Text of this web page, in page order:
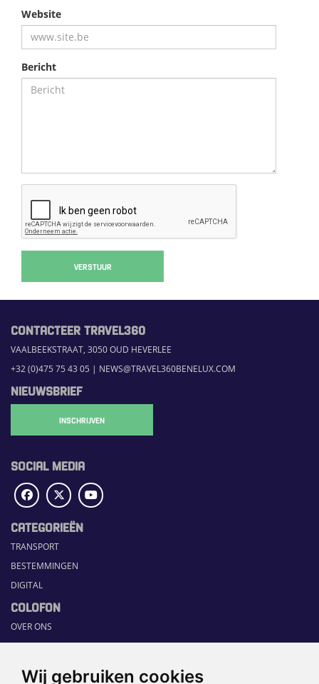
Wij gebruiken cookies
Website
Bericht
VERSTUUR
CONTACTEER TRAVEL360
VAALBEEKSTRAAT, 3050 OUD HEVERLEE
+32 (0)475 75 43 05 | NEWS@TRAVEL360BENELUX.COM
NIEUWSBRIEF
INSCHRIJVEN
SOCIAL MEDIA
CATEGORIEËN
TRANSPORT
BESTEMMINGEN
DIGITAL
COLOFON
OVER ONS
COMMUNICATION PLATFORM